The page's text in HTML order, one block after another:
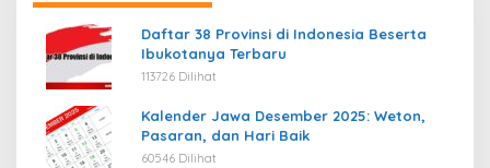
Daftar 38 Provinsi di Indonesia Beserta
Ibukotanya Terbaru
113726 Dilihat
Kalender Jawa Desember 2025: Weton,
Pasaran, dan Hari Baik
60546 Dilihat